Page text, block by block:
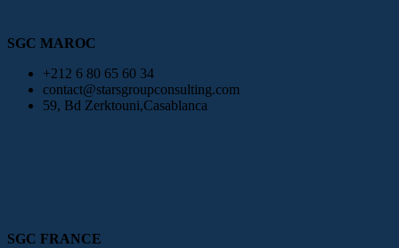
SGC MAROC
+212 6 80 65 60 34
contact@starsgroupconsulting.com
59, Bd Zerktouni,Casablanca
SGC FRANCE